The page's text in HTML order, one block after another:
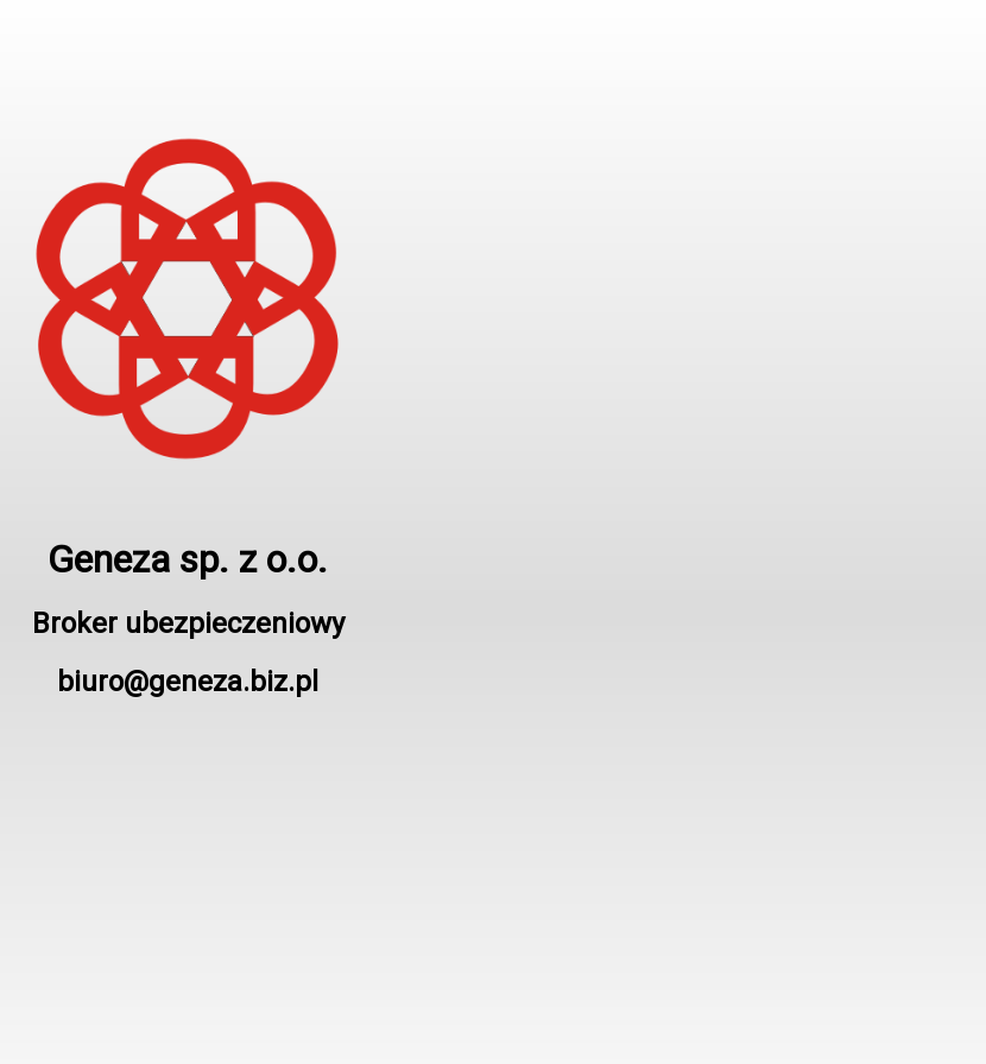
Geneza sp. z o.o.
Broker ubezpieczeniowy
biuro@geneza.biz.pl